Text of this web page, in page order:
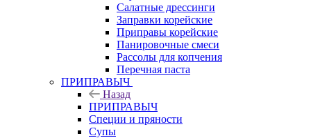
Салатные дрессинги
Заправки корейские
Приправы корейские
Панировочные смеси
Рассолы для копчения
Перечная паста
ПРИПРАВЫЧ
Назад
ПРИПРАВЫЧ
Специи и пряности
Супы